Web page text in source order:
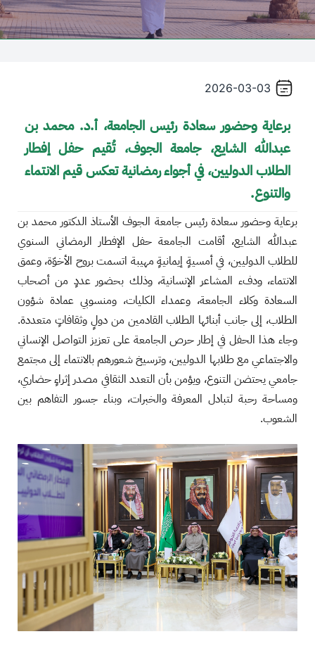
+
/".
activates
reader
navigate
interact
content.
2026-03-03
برعاية وحضور سعادة رئيس الجامعة، أ.د. محمد بن
عبدالله الشايع، جامعة الجوف، تُقيم حفل إفطار
الطلاب الدوليين، في أجواء رمضانية تعكس قيم الانتماء
والتنوع.
برعاية وحضور سعادة رئيس جامعة الجوف الأستاذ الدكتور محمد بن
عبدالله الشايع، أقامت الجامعة حفل الإفطار الرمضاني السنوي
للطلاب الدوليين، في أمسيةٍ إيمانيةٍ مهيبة اتسمت بروح الأخوّة، وعمق
الانتماء، ودفء المشاعر الإنسانية، وذلك بحضور عددٍ من أصحاب
السعادة وكلاء الجامعة، وعمداء الكليات، ومنسوبي عمادة شؤون
الطلاب، إلى جانب أبنائها الطلاب القادمين من دولٍ وثقافاتٍ متعددة.
وجاء هذا الحفل في إطار حرص الجامعة على تعزيز التواصل الإنساني
والاجتماعي مع طلابها الدوليين، وترسيخ شعورهم بالانتماء إلى مجتمع
جامعي يحتضن التنوع، ويؤمن بأن التعدد الثقافي مصدر إثراءٍ حضاري،
ومساحة رحبة لتبادل المعرفة والخبرات، وبناء جسور التفاهم بين
الشعوب.